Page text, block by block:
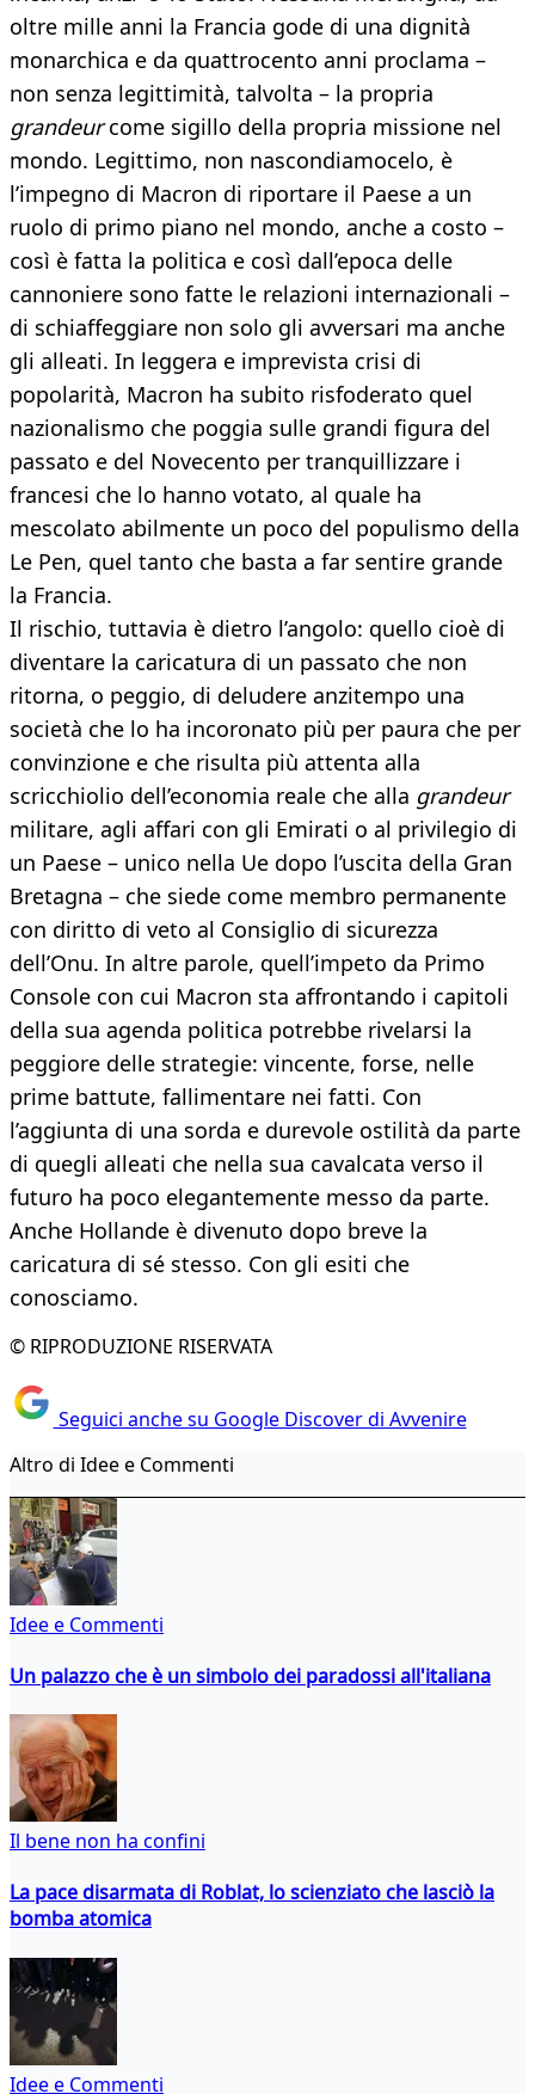
oltre mille anni la Francia gode di una dignità
monarchica e da quattrocento anni proclama –
non senza legittimità, talvolta – la propria
grandeurcome sigillo della propria missione nel
mondo. Legittimo, non nascondiamocelo, è
l’impegno di Macron di riportare il Paese a un
ruolo di primo piano nel mondo, anche a costo –
così è fatta la politica e così dall’epoca delle
cannoniere sono fatte le relazioni internazionali –
di schiaffeggiare non solo gli avversari ma anche
gli alleati. In leggera e imprevista crisi di
popolarità, Macron ha subito risfoderato quel
nazionalismo che poggia sulle grandi figura del
passato e del Novecento per tranquillizzare i
francesi che lo hanno votato, al quale ha
mescolato abilmente un poco del populismo della
Le Pen, quel tanto che basta a far sentire grande
la Francia.
Il rischio, tuttavia è dietro l’angolo: quello cioè di
diventare la caricatura di un passato che non
ritorna, o peggio, di deludere anzitempo una
società che lo ha incoronato più per paura che per
convinzione e che risulta più attenta alla
scricchiolio dell’economia reale che alla grandeur
militare, agli affari con gli Emirati o al privilegio di
un Paese – unico nella Ue dopo l’uscita della Gran
Bretagna – che siede come membro permanente
con diritto di veto al Consiglio di sicurezza
dell’Onu. In altre parole, quell’impeto da Primo
Console con cui Macron sta affrontando i capitoli
della sua agenda politica potrebbe rivelarsi la
peggiore delle strategie: vincente, forse, nelle
prime battute, fallimentare nei fatti. Con
l’aggiunta di una sorda e durevole ostilità da parte
di quegli alleati che nella sua cavalcata verso il
futuro ha poco elegantemente messo da parte.
Anche Hollande è divenuto dopo breve la
caricatura di sé stesso. Con gli esiti che
conosciamo.
© RIPRODUZIONE RISERVATA
Seguici anche su Google Discover di Avvenire
Altro di Idee e Commenti
Idee e Commenti
Un palazzo che è un simbolo dei paradossi all'italiana
Il bene non ha confini
La pace disarmata di Roblat, lo scienziato che lasciò la
bomba atomica
Idee e Commenti